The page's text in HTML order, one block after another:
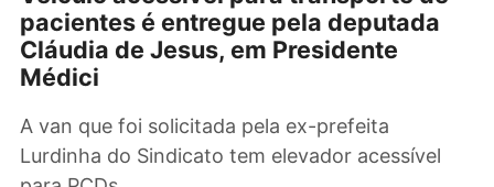
Veículo acessível para transporte
pacientes é entregue pela deputada
Cláudia de Jesus, em Presidente
A van que foi solicitada pela ex-prefeita